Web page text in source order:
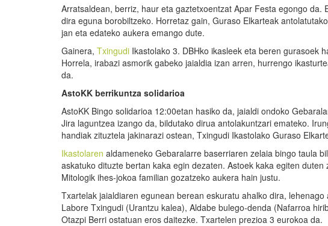
Arratsaldean, berriz, haur eta gaztetxoentzat Apar Festa egongo
dira eguna borobiltzeko. Horretaz gain, Guraso Elkarteak
jan eta edateko aukera emango dute.
Gainera, Txingudi Ikastolako 3. DBHko ikasleek eta beren gurasoek
Horrela, irabazi asmorik gabeko jaialdia izan arren, hurrengo
da.
AstoKK berrikuntza solidarioa
AstoKK Bingo solidarioa 12:00etan hasiko da, jaialdi ondoko
Jira laguntzea izango da, bildutako dirua antolakuntzari emateko.
handiak zituztela jakinarazi ostean, Txingudi Ikastolako Guraso
Ikastolaren aldameneko Gebaralarre baserriaren zelaia bingo taula
askatuko dituzte bertan kaka egin dezaten. Astoek kaka egiten
Mitologik ihes-jokoa familian gozatzeko aukera hain justu.
Txartelak jaialdiaren egunean berean eskuratu ahalko dira,
Labore Txingudi (Urantzu kalea), Aldabe bulego-denda (Nafarroa
Otazpi Berri ostatuan eros daitezke. Txartelen prezioa 3 eurokoa da.